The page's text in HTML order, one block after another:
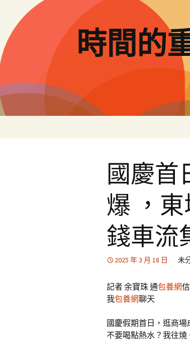
要
內
容
時間的
國慶首
爆 ，
錢車流
2025 年 3 月 18 日 未
記者 余寶珠 通包養網
我包養網聊天
國慶假期首日，逛商
不要喝點熱水？我往燒